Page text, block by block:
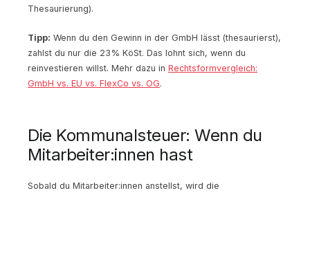
Thesaurierung).
Tipp: Wenn du den Gewinn in der GmbH lässt (thesaurierst),
zahlst du nur die 23% KöSt. Das lohnt sich, wenn du
reinvestieren willst. Mehr dazu in Rechtsformvergleich:
GmbH vs. EU vs. FlexCo vs. OG.
Die Kommunalsteuer: Wenn du
Mitarbeiter:innen hast
Sobald du Mitarbeiter:innen anstellst, wird die